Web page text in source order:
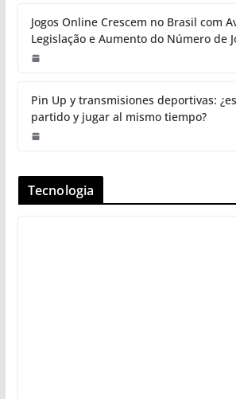
Jogos Online Crescem no Brasil com
Legislação e Aumento do Número de
Pin Up y transmisiones deportivas:
partido y jugar al mismo tiempo?
Tecnologia